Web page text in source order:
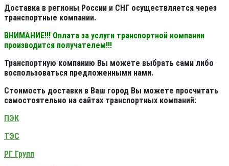
Доставка в регионы России и СНГ осуществляется через
транспортные компании.
ВНИМАНИЕ!!! Оплата за услуги транспортной компании
производится получателем!!!
Транспортную компанию Вы можете выбрать сами либо
воспользоваться предложенными нами.
Стоимость доставки в Ваш город Вы можете просчитать
самостоятельно на сайтах транспортных компаний:
ПЭК
ТЭС
РГ Групп